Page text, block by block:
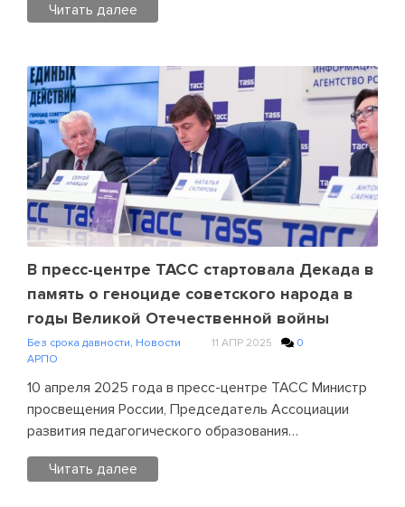
Читать далее
in
Без
срока
давности,
Новости
АРПОLeave
a
Comment
on
Представители
мероприятиях
в
декады
ко
Дню
единых
действий
В пресс-центре ТАСС стартовала Декада в
память о геноциде советского народа в
годы Великой Отечественной войны
Без срока давности, Новости
АРПО
11 АПР 2025 0
10 апреля 2025 года в пресс-центре ТАСС Министр
просвещения России, Председатель Ассоциации
развития педагогического образования…
Читать далее